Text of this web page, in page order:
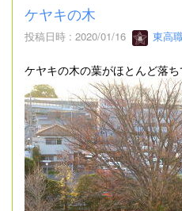
ケヤキの木
投稿日時 : 2020/01/16 東高
ケヤキの木の葉がほとんど落ち